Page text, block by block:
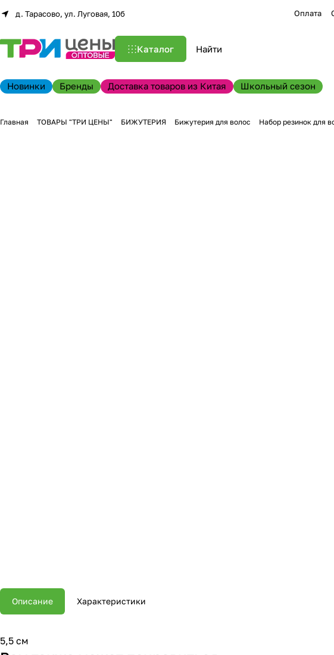
д. Тарасово, ул. Луговая, 10б Оплата
Каталог
Новинки Бренды Доставка товаров из Китая Школьный сезон
Главная ТОВАРЫ "ТРИ ЦЕНЫ" БИЖУТЕРИЯ Бижутерия для волос Набор резинок для
Описание Характеристики
5,5 см